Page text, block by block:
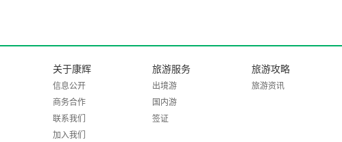
关于康辉
信息公开
商务合作
联系我们
加入我们
旅游服务
出境游
国内游
签证
旅游攻略
旅游资讯